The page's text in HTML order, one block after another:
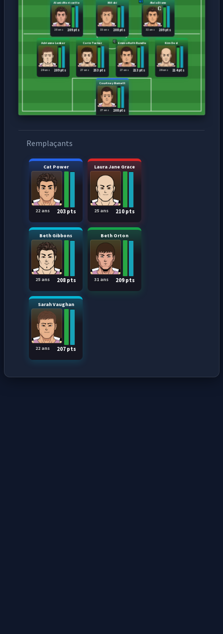
Courtney Barnett
208 pts
27 ans
Adrianne Lenker
209 pts
29 ans
Corin Tucker
253 pts
27 ans
Emma Ruth Rundle
213 pts
27 ans
Kim Deal
214 pts
26 ans
Alanis Morissette
209 pts
28 ans
Mitski
208 pts
33 ans
Alela Diane
209 pts
32 ans
Remplaçants
Cat Power
203 pts
22 ans
Laura Jane Grace
210 pts
25 ans
Beth Gibbons
208 pts
25 ans
Beth Orton
209 pts
31 ans
Sarah Vaughan
207 pts
22 ans